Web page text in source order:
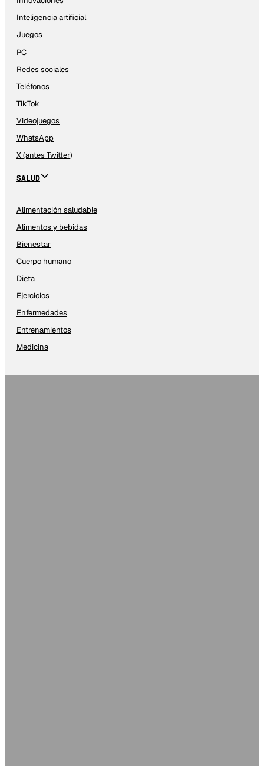
Inteligencia artificial
Juegos
PC
Redes sociales
Teléfonos
TikTok
Videojuegos
WhatsApp
X (antes Twitter)
SALUD
Alimentación saludable
Alimentos y bebidas
Bienestar
Cuerpo humano
Dieta
Ejercicios
Enfermedades
Entrenamientos
Medicina